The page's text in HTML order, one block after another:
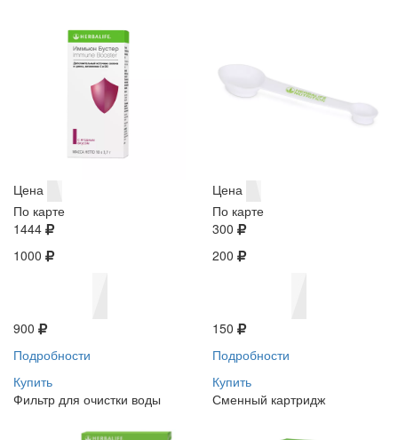
Цена
По карте
1444
1000
900
Подробности
Купить
Цена
По карте
300
200
150
Подробности
Купить
Фильтр для очистки воды
Сменный картридж